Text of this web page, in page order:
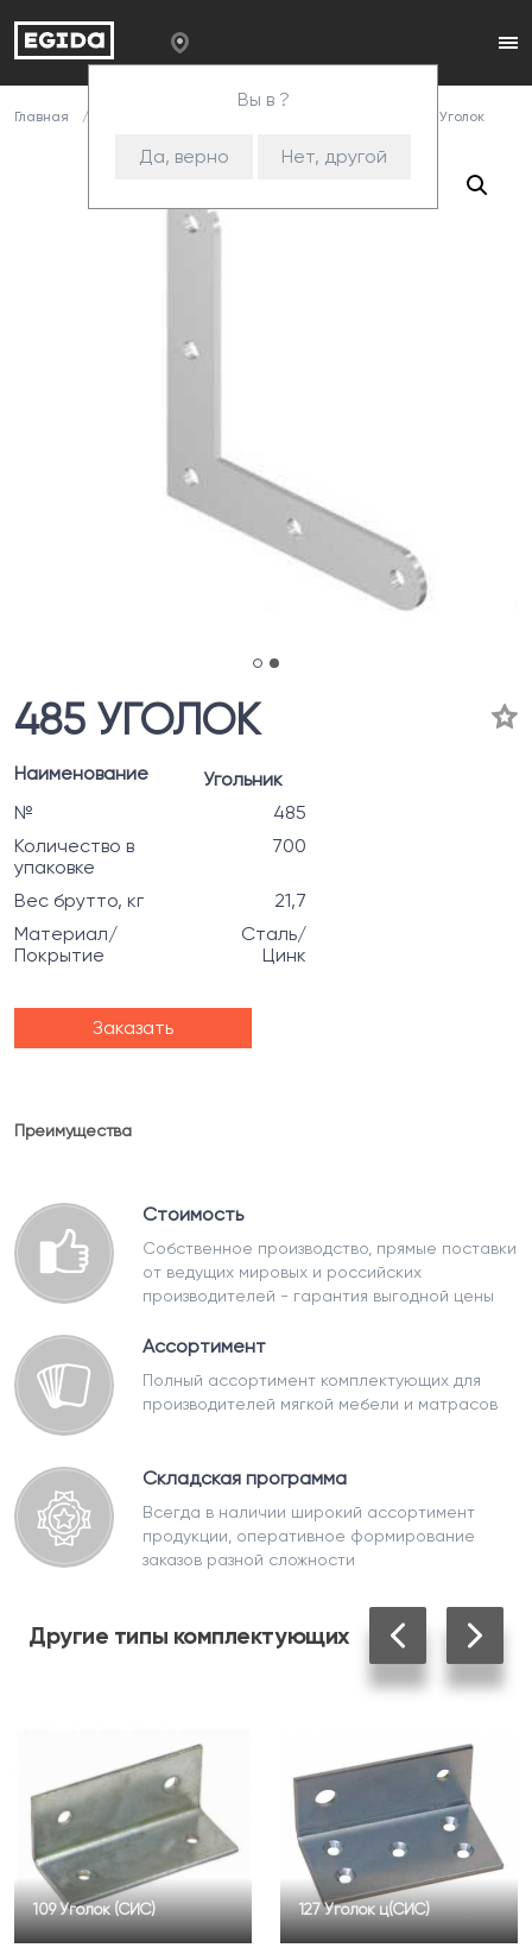
Вы в ?
Да, верно Нет, другой
Главная 485 Уголок
485 УГОЛОК
Наименование
Угольник
№
485
Количество в
упаковке
700
Вес брутто, кг
21,7
Материал/
Покрытие
Сталь/
Цинк
Заказать
Преимущества
Стоимость
Собственное производство, прямые поставки
от ведущих мировых и российских
производителей - гарантия выгодной цены
Ассортимент
Полный ассортимент комплектующих для
производителей мягкой мебели и матрасов
Складская программа
Всегда в наличии широкий ассортимент
продукции, оперативное формирование
заказов разной сложности
Другие типы комплектующих
109 Уголок (СИС) 127 Уголок ц(СИС)